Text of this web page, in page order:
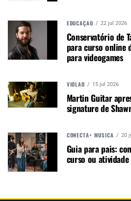
musicais. Nós
fazemos.
A MÚSICA & MERCADO ESTÁ
Noticias que ajudam seu
Acesse o Canal de
TÓPICOS RELACIONADOS:
PEAVEY ROCK MASTER
PEDAL
PRÉ-AMPLIFICADOR ESTILO PEDAL
EDUCAÇÃO 22 jul 2026
Conservatório de
para curso online
para videogames
VIOLÃO 15 jul 2026
Martin Guitar
signature de
CONECTA+ MÚSICA 20
Guia para pais:
curso ou